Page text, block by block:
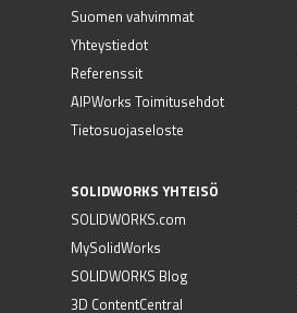
Suomen vahvimmat
Yhteystiedot
Referenssit
AIPWorks Toimitusehdot
Tietosuojaseloste
SOLIDWORKS YHTEISÖ
SOLIDWORKS.com
MySolidWorks
SOLIDWORKS Blog
3D ContentCentral